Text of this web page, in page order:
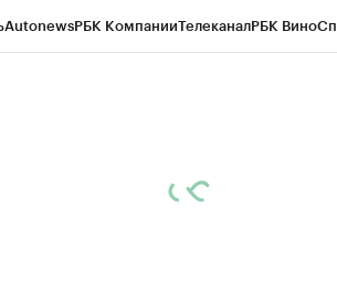
AutonewsРБК КомпанииТелеканалРБК Вино